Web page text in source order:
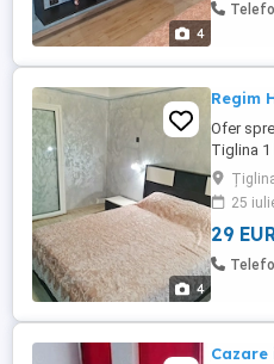
4
4
Regim
Ofer
Tiglina 1
25
29